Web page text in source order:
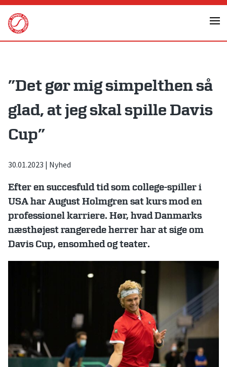
Skip
content
”Det gør mig simpelthen så
glad, at jeg skal spille Davis
Cup”
30.01.2023 | Nyhed
Efter en succesfuld tid som college-spiller i
USA har August Holmgren sat kurs mod en
professionel karriere. Hør, hvad Danmarks
næsthøjest rangerede herrer har at sige om
Davis Cup, ensomhed og teater.